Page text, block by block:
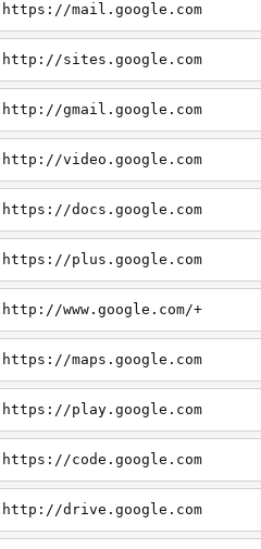
https://mail.google.com
http://sites.google.com
http://gmail.google.com
http://video.google.com
https://docs.google.com
https://plus.google.com
http://www.google.com/+
https://maps.google.com
https://play.google.com
https://code.google.com
http://drive.google.com